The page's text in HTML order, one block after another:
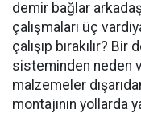
demir bağlar
çalışmaları üç
çalışıp bırakılır?
sisteminden neden
malzemeler
montajının yollarda